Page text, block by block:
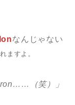
なんじゃない
ますよ。
（笑）」